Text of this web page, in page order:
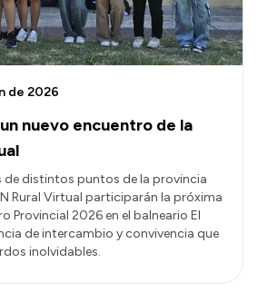
nuevo encuentro de la
de 2026
de distintos puntos de la provincia
Rural Virtual participarán la próxima
Provincial 2026 en el balneario El
de intercambio y convivencia que
inolvidables.